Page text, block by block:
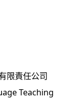
限責任公司
Teaching